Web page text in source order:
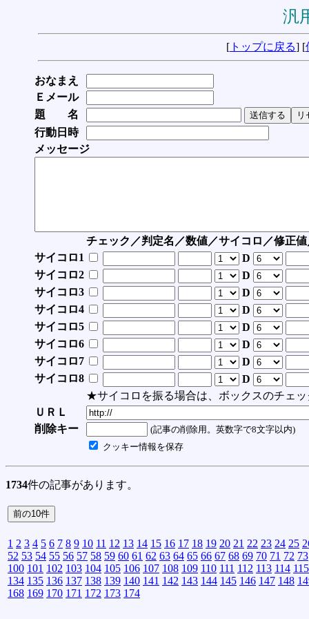
汎
[ トップに戻る] [
おなまえ
Ｅメール
題 名
行動日時
メッセージ
チェック／判定名／数値／サイコロ／修正
サイコロ1
D
サイコロ2
D
サイコロ3
D
サイコロ4
D
サイコロ5
D
サイコロ6
D
サイコロ7
D
サイコロ8
D
★サイコロを振る場合は、ボックスのチェッ
ＵＲＬ
削除キー
(記事の削除用。英数字で8文字以内)
クッキー情報を保存
1734件の記事があります。
1 2 3 4 5 6 7 8 9 10 11 12 13 14 15 16 17 18 19 20 21 22 23 24 25
52 53 54 55 56 57 58 59 60 61 62 63 64 65 66 67 68 69 70 71 72 73
100 101 102 103 104 105 106 107 108 109 110 111 112 113 114 115
134 135 136 137 138 139 140 141 142 143 144 145 146 147 148
168 169 170 171 172 173 174